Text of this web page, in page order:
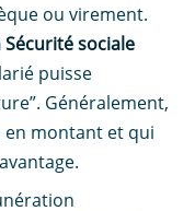
ou virement.
sociale
puisse
Généralement,
en montant et qui